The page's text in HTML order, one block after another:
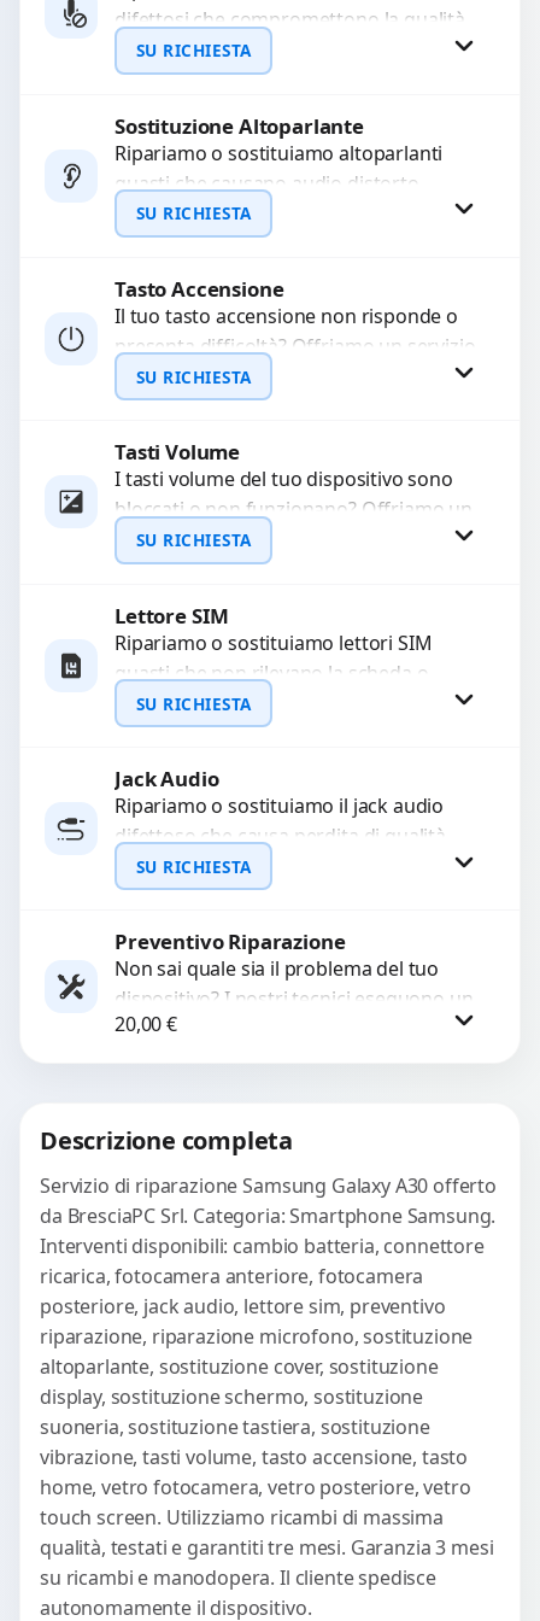
WhatsApp
difettosi che compromettono la qualità
audio delle registrazioni o delle
chiamate. Diagnosi accurata e ricambi
SU RICHIESTA
Richiedi Preventivo
WhatsApp
Sostituzione Altoparlante
Ripariamo o sostituiamo altoparlanti
guasti che causano audio distorto,
basso o assente. Utilizziamo ricambi di
alta qualità garantiti per 3...
SU RICHIESTA
Richiedi Preventivo
WhatsApp
Tasto Accensione
Il tuo tasto accensione non risponde o
presenta difficoltà? Offriamo un servizio
professionale di riparazione o
sostituzione utilizzando componenti di...
SU RICHIESTA
Richiedi Preventivo
WhatsApp
Tasti Volume
I tasti volume del tuo dispositivo sono
bloccati o non funzionano? Offriamo un
servizio di riparazione o sostituzione
con ricambi...
SU RICHIESTA
Richiedi Preventivo
WhatsApp
Lettore SIM
Ripariamo o sostituiamo lettori SIM
guasti che non rilevano la scheda o
interrompono il segnale. Utilizziamo
ricambi testati e garantiti...
SU RICHIESTA
Richiedi Preventivo
WhatsApp
Jack Audio
Ripariamo o sostituiamo il jack audio
difettoso che causa perdita di qualità
sonora o impossibilità di collegare cuffie
e accessori....
SU RICHIESTA
Richiedi Preventivo
WhatsApp
Preventivo Riparazione
Non sai quale sia il problema del tuo
dispositivo? I nostri tecnici eseguono un
check-up completo con strumenti
avanzati per...
20,00€
Descrizione completa
Servizio di riparazione Samsung Galaxy A30 offerto
da BresciaPC Srl. Categoria: Smartphone Samsung.
Interventi disponibili: cambio batteria, connettore
ricarica, fotocamera anteriore, fotocamera
posteriore, jack audio, lettore sim, preventivo
riparazione, riparazione microfono, sostituzione
altoparlante, sostituzione cover, sostituzione
display, sostituzione schermo, sostituzione
suoneria, sostituzione tastiera, sostituzione
vibrazione, tasti volume, tasto accensione, tasto
home, vetro fotocamera, vetro posteriore, vetro
touch screen. Utilizziamo ricambi di massima
qualità, testati e garantiti tre mesi. Garanzia 3 mesi
su ricambi e manodopera. Il cliente spedisce
autonomamente il dispositivo.